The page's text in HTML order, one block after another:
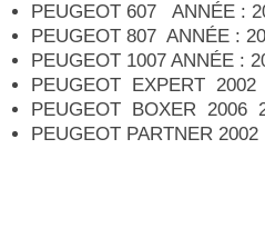
PEUGEOT 607 ANNÉE :
PEUGEOT 807 ANNÉE :
PEUGEOT 1007 ANNÉE :
PEUGEOT EXPERT 2002
PEUGEOT BOXER 2006
PEUGEOT PARTNER